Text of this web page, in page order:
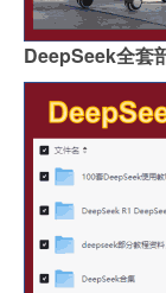
DeepSeek全套